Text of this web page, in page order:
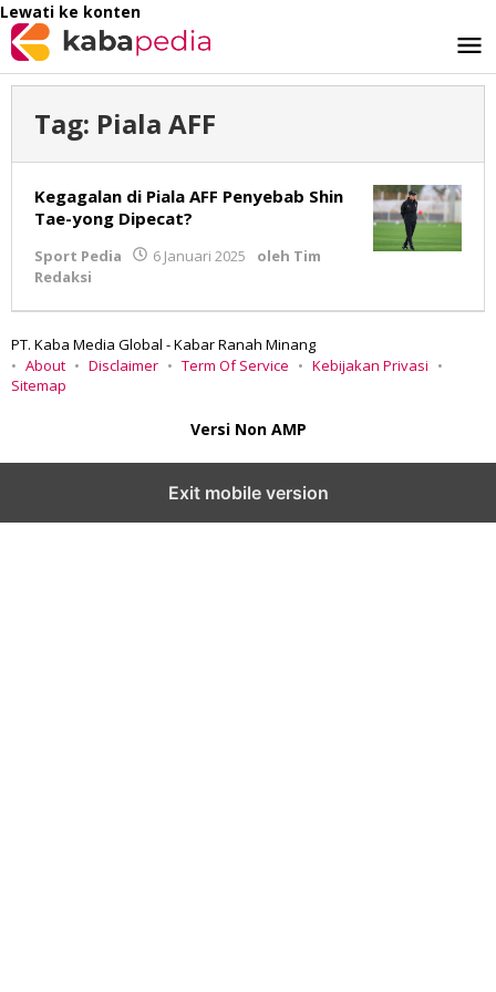
Lewati ke konten
Tag: Piala AFF
Kegagalan di Piala AFF Penyebab Shin
Tae-yong Dipecat?
Sport Pedia 6 Januari 2025 oleh Tim
Redaksi
PT. Kaba Media Global - Kabar Ranah Minang
About
Disclaimer Term Of Service
Kebijakan Privasi
Sitemap
Versi Non AMP
Exit mobile version